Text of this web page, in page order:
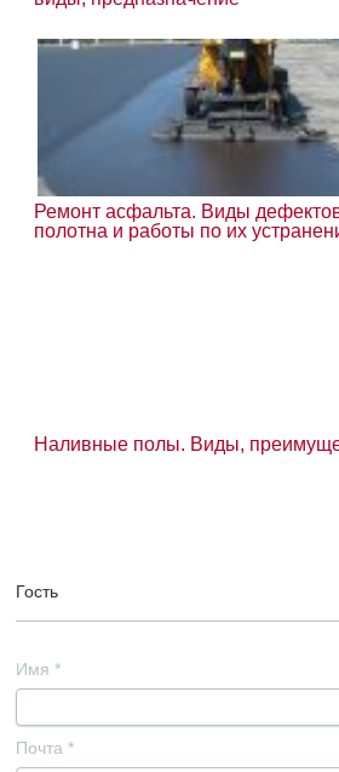
Ремонт асфальта. Виды
полотна и работы по их
Наливные полы. Виды,
Гость
Имя *
Почта *